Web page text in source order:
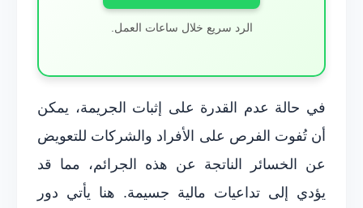
الرد سريع خلال ساعات العمل.
في حالة عدم القدرة على إثبات الجريمة، يمكن
أن تُفوت الفرص على الأفراد والشركات للتعويض
عن الخسائر الناتجة عن هذه الجرائم، مما قد
يؤدي إلى تداعيات مالية جسيمة. هنا يأتي دور